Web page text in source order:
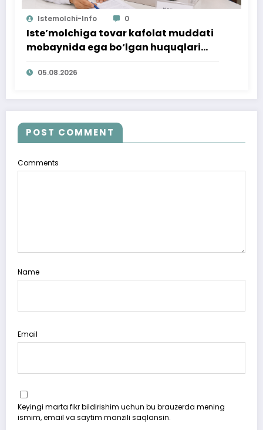
Istemolchi-Info 0
Iste’molchiga tovar kafolat muddati
mobaynida ega bo‘lgan huquqlari
ta’minlab berildi
05.08.2026
POST COMMENT
Comments
Name
Email
Keyingi marta fikr bildirishim uchun bu brauzerda mening
ismim, email va saytim manzili saqlansin.